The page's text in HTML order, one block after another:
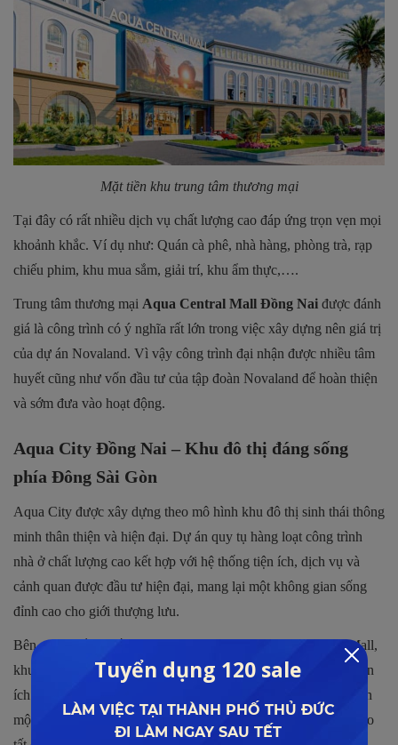
Mặt tiền khu trung tâm thương mại
Tại đây có rất nhiều dịch vụ chất lượng cao đáp ứng trọn vẹn mọi
khoảnh khắc. Ví dụ như: Quán cà phê, nhà hàng, phòng trà, rạp
chiếu phim, khu mua sắm, giải trí, khu ẩm thực,….
Trung tâm thương mại Aqua Central Mall Đồng Nai được đánh
giá là công trình có ý nghĩa rất lớn trong việc xây dựng nên giá trị
của dự án Novaland. Vì vậy công trình đại nhận được nhiều tâm
huyết cũng như vốn đầu tư của tập đoàn Novaland để hoàn thiện
và sớm đưa vào hoạt động.
Aqua City Đồng Nai – Khu đô thị đáng sống
phía Đông Sài Gòn
Aqua City được xây dựng theo mô hình khu đô thị sinh thái thông
minh thân thiện và hiện đại. Dự án quy tụ hàng loạt công trình
nhà ở chất lượng cao kết hợp với hệ thống tiện ích, dịch vụ và
cảnh quan được đầu tư hiện đại, mang lại một không gian sống
đỉnh cao cho giới thượng lưu.
Bên cạnh điểm nhấn là trung tâm thương mại Aqua Central Mall,
khu đô thị mới tại Đồng Nai còn có hàng loạt các công trình tiện
ích dịch vụ và kiến trúc mang tính biểu tượng, góp phần tạo nên
một không gian sống đẳng cấp, trở thành lựa chọn hoàn hảo cho